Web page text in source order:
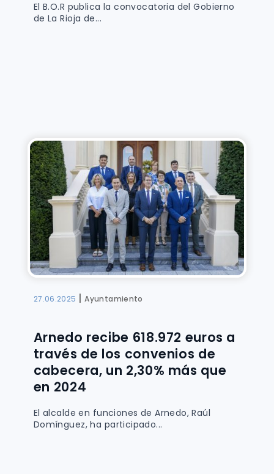
El B.O.R publica la convocatoria del Gobierno
de La Rioja de...
27.06.2025 |Ayuntamiento
Arnedo recibe 618.972 euros a
través de los convenios de
cabecera, un 2,30% más que
en 2024
El alcalde en funciones de Arnedo, Raúl
Domínguez, ha participado...